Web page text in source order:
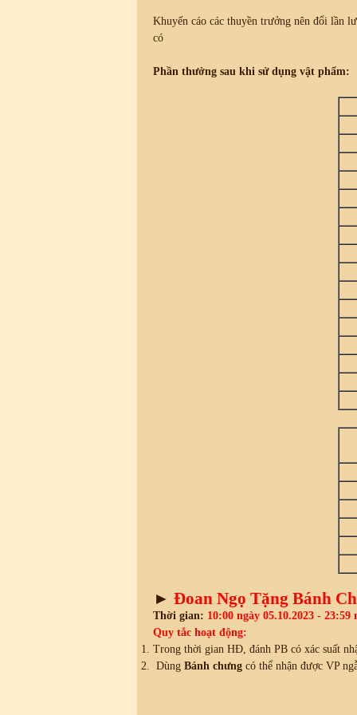
Khuyến cáo các thuyền trưởng nên đổi lần
có
Phần thưởng sau khi sử dụng vật phẩm:
► Đoan Ngọ Tặng Bánh
Thời gian: 10:00 ngày 05.10.2023 - 23:59
Quy tắc hoạt động:
Trong thời gian HĐ, đánh PB có xác suất
Dùng Bánh chưng có thể nhận được VP